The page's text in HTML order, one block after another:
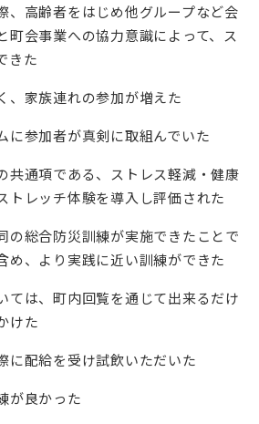
、高齢者をはじめ他グループなど会
町会事業への協力意識によって、ス
きた
、家族連れの参加が増えた
に参加者が真剣に取組んでいた
共通項である、ストレス軽減・健康
トレッチ体験を導入し評価された
の総合防災訓練が実施できたことで
め、より実践に近い訓練ができた
ては、町内回覧を通じて出来るだけ
けた
に配給を受け試飲いただいた
が良かった